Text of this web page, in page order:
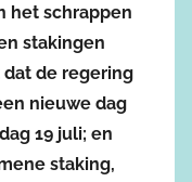
het schrappen
stakingen
de regering
nieuwe dag
19 juli; en
staking,